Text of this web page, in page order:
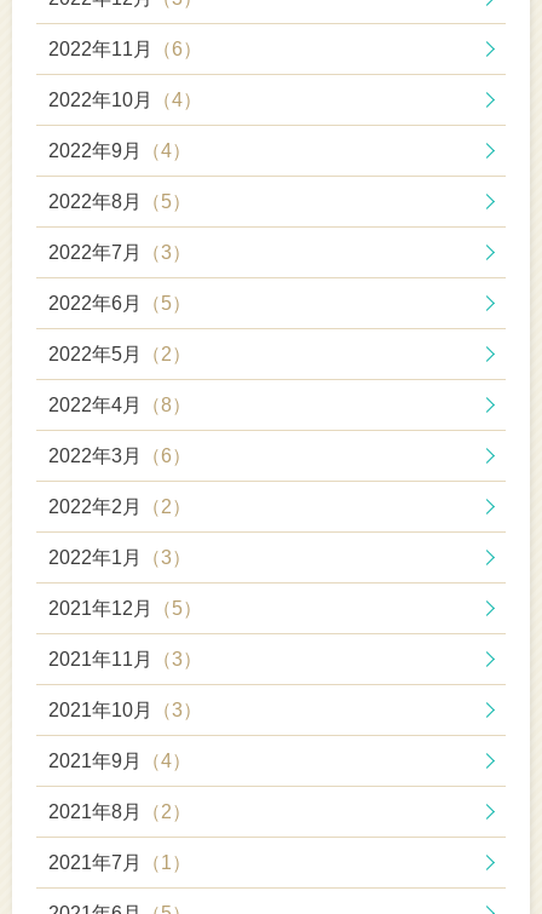
2022年11月 （6）
2022年10月 （4）
2022年9月 （4）
2022年8月 （5）
2022年7月 （3）
2022年6月 （5）
2022年5月 （2）
2022年4月 （8）
2022年3月 （6）
2022年2月 （2）
2022年1月 （3）
2021年12月 （5）
2021年11月 （3）
2021年10月 （3）
2021年9月 （4）
2021年8月 （2）
2021年7月 （1）